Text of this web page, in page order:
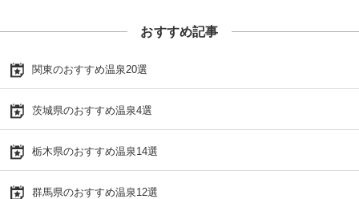
おすすめ記事
関東のおすすめ温泉20選
茨城県のおすすめ温泉4選
栃木県のおすすめ温泉14選
群馬県のおすすめ温泉12選